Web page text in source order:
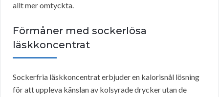
allt mer omtyckta.
Förmåner med sockerlösa
läskkoncentrat
Sockerfria läskkoncentrat erbjuder en kalorisnål lösning
för att uppleva känslan av kolsyrade drycker utan de